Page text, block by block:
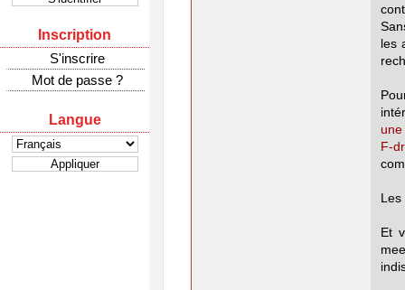
Inscription
S'inscrire
Mot de passe ?
Langue
les
F-
Et